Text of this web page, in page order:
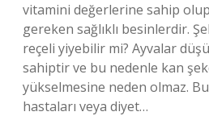
vitamini değerlerine sahip
gereken sağlıklı besinlerdir.
reçeli yiyebilir mi? Ayvalar
sahiptir ve bu nedenle kan
yükselmesine neden olmaz.
hastaları veya diyet…